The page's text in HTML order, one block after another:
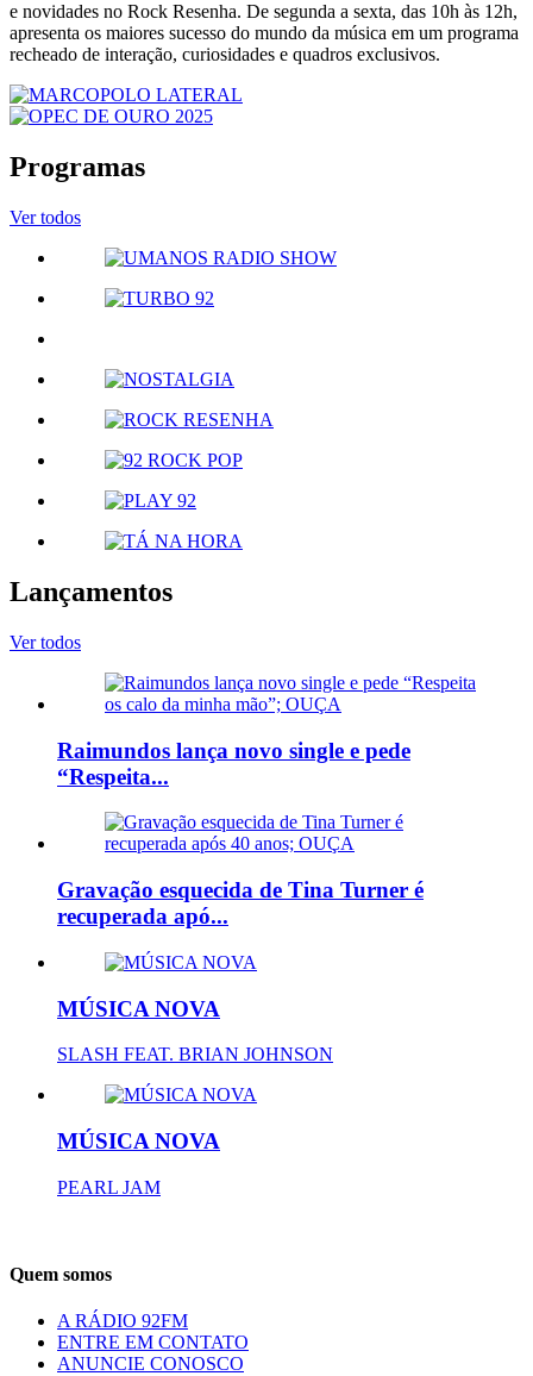
e novidades no Rock Resenha. De segunda a sexta, das 10h às 12h,
apresenta os maiores sucesso do mundo da música em um programa
recheado de interação, curiosidades e quadros exclusivos.
Programas
Ver todos
Lançamentos
Ver todos
Raimundos lança novo single e pede
“Respeita...
Gravação esquecida de Tina Turner é
recuperada apó...
MÚSICA NOVA
SLASH FEAT. BRIAN JOHNSON
MÚSICA NOVA
PEARL JAM
Quem somos
A RÁDIO 92FM
ENTRE EM CONTATO
ANUNCIE CONOSCO